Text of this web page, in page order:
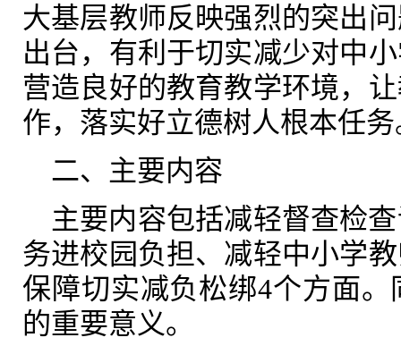
大基层教师反映强烈的突出
出台，有利于切实减少对中
营造良好的教育教学环境，
作，落实好立德树人根本任
二、 主要内容
主要内容包括减轻督查检
务进校园负担、减轻中小学
保障切实减负松绑4个方面
的重要意义。